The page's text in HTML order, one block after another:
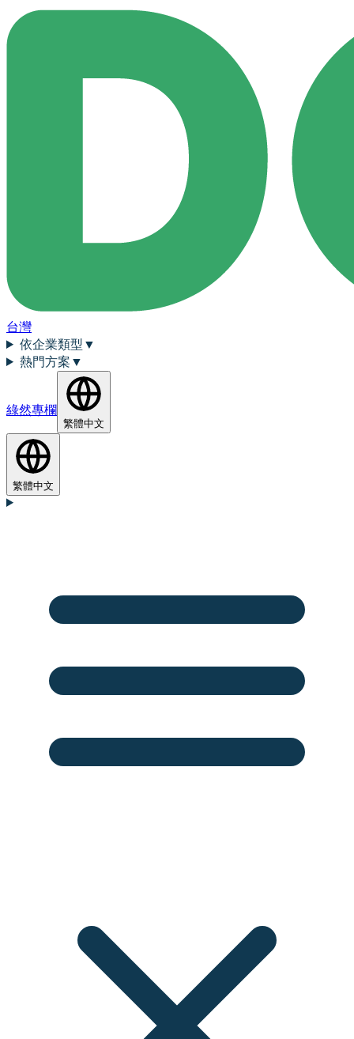
台灣
依企業類型 ▼
熱門方案 ▼
綠然專欄
繁體中文
繁體中文